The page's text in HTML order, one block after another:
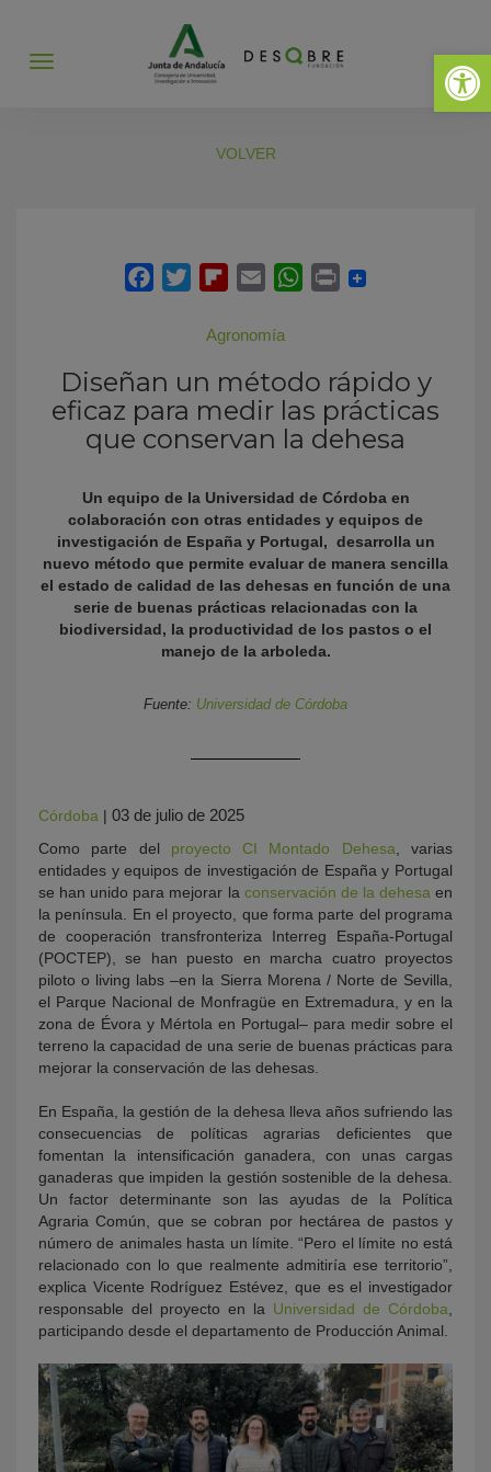
Abrir
Abrir
VOLVER
Agronomía
Diseñan un método rápido y
eficaz para medir las prácticas
que conservan la dehesa
Un equipo de la Universidad de Córdoba en
colaboración con otras entidades y equipos de
investigación de España y Portugal, desarrolla un
nuevo método que permite evaluar de manera sencilla
el estado de calidad de las dehesas en función de una
serie de buenas prácticas relacionadas con la
biodiversidad, la productividad de los pastos o el
manejo de la arboleda.
Fuente: Universidad de Córdoba
Córdoba | 03 de julio de 2025
Como parte del proyecto CI Montado Dehesa , varias
entidades y equipos de investigación de España y Portugal
se han unido para mejorar la conservación de la dehesa en
la península. En el proyecto, que forma parte del programa
de cooperación transfronteriza Interreg España-Portugal
(POCTEP), se han puesto en marcha cuatro proyectos
piloto o living labs –en la Sierra Morena / Norte de Sevilla,
el Parque Nacional de Monfragüe en Extremadura, y en la
zona de Évora y Mértola en Portugal– para medir sobre el
terreno la capacidad de una serie de buenas prácticas para
mejorar la conservación de las dehesas.
En España, la gestión de la dehesa lleva años sufriendo las
consecuencias de políticas agrarias deficientes que
fomentan la intensificación ganadera, con unas cargas
ganaderas que impiden la gestión sostenible de la dehesa.
Un factor determinante son las ayudas de la Política
Agraria Común, que se cobran por hectárea de pastos y
número de animales hasta un límite. “Pero el límite no está
relacionado con lo que realmente admitiría ese territorio”,
explica Vicente Rodríguez Estévez, que es el investigador
responsable del proyecto en la Universidad de Córdoba
participando desde el departamento de Producción Animal.